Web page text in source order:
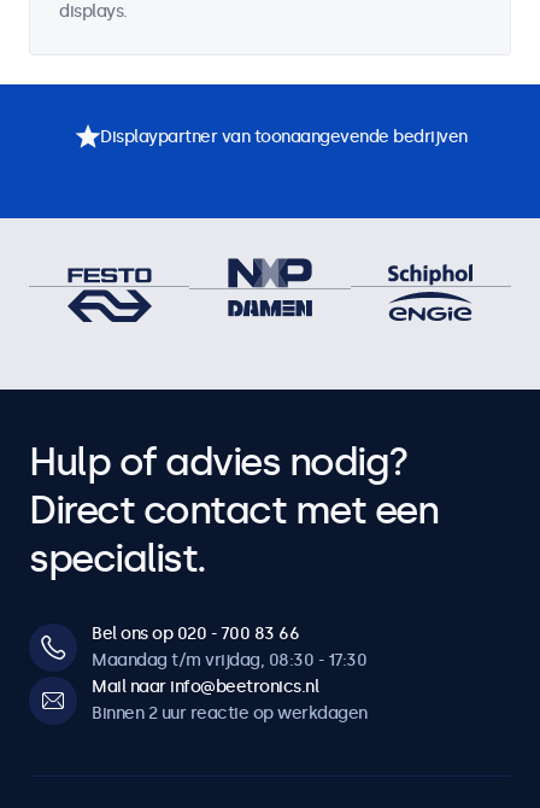
displays.
Displaypartner van toonaangevende bedrijven
Hulp of advies nodig?
Direct contact met een
specialist.
Bel ons op 020 - 700 83 66
Maandag t/m vrijdag, 08:30 - 17:30
Mail naar info@beetronics.nl
Binnen 2 uur reactie op werkdagen